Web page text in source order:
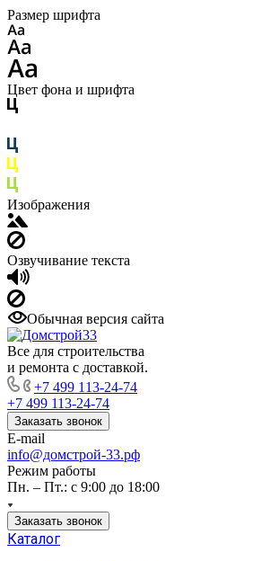
Размер шрифта
Цвет фона и шрифта
Изображения
Озвучивание текста
Обычная версия сайта
Все для строительства
и ремонта с доставкой.
+7 499 113-24-74
+7 499 113-24-74
Заказать звонок
E-mail
info@домстрой-33.рф
Режим работы
Пн. – Пт.: с 9:00 до 18:00
Заказать звонок
Каталог